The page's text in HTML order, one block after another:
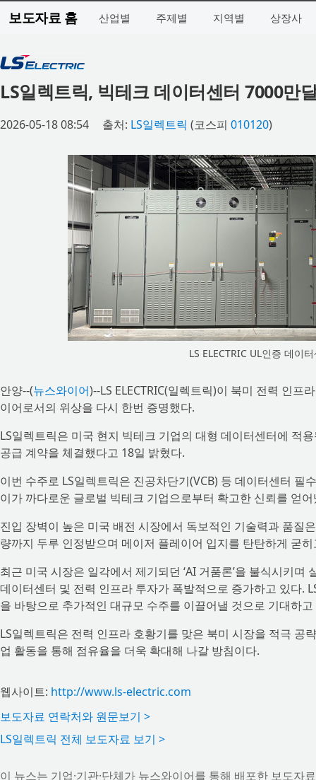
보도자료 홈 산업별 주제별 지역별 상장사
LS일렉트릭, 빅테크 데이터센터 7000만
2026-05-18 08:54 출처: LS일렉트릭 (코스피 010120)
LS ELECTRIC UL인증 데이
안양--(뉴스와이어)--LS ELECTRIC(일렉트릭)이 북미 전력 인
이어로서의 위상을 다시 한번 증명했다.
​LS일렉트릭은 미국 현지 빅테크 기업의 대형 데이터센터에 적
공급 계약을 체결했다고 18일 밝혔다.
이번 수주로 LS일렉트릭은 진공차단기(VCB) 등 데이터센터
이가 까다로운 글로벌 빅테크 기업으로부터 확고한 신뢰를 얻
진입 장벽이 높은 미국 배전 시장에서 독보적인 기술력과 품질
량까지 두루 인정받으며 메이저 플레이어 입지를 탄탄하게 굳
최근 미국 시장은 일각에서 제기되던 ‘AI 거품론’을 불식시키
데이터센터 및 전력 인프라 투자가 폭발적으로 증가하고 있다.
을 바탕으로 추가적인 대규모 수주를 이끌어낼 것으로 기대하고
​LS일렉트릭은 전력 인프라 호황기를 맞은 북미 시장을 적극 공
업 활동을 통해 점유율을 더욱 확대해 나갈 방침이다.
웹사이트: http://www.ls-electric.com
보도자료 연락처와 원문보기 >
LS일렉트릭 전체 보도자료 보기 >
이 뉴스는 기업·기관·단체가 뉴스와이어를 통해 배포한 보도자